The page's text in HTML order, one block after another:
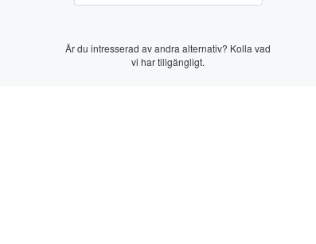
Är du intresserad av andra alternativ? Kolla vad
vi har tillgängligt.